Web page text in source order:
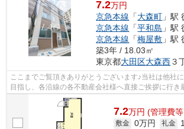
7.2万円
京急本線 「大森町 」駅
京急本線 「平和島 」駅
京急本線 「梅屋敷 」駅
築3年 / 18.03㎡
東京都大田区大森西３
ここまでご覧頂きありがとうございます♪当社は他社
目指し、各沿線の各不動産会社様へ直接ご挨拶に行き
様へ提供しております！最新の情報は...
7.2万円 (管理費
敷金 0万円 礼金